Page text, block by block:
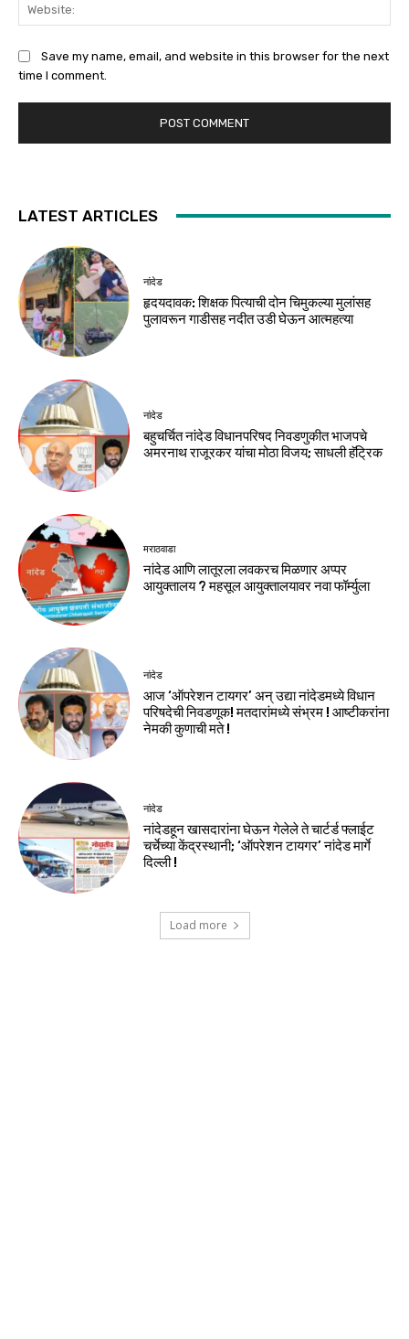
Save my name, email, and website in this browser for the next
time I comment.
LATEST ARTICLES
नांदेड
हृदयदावक: शिक्षक पित्याची दोन चिमुकल्या मुलांसह
पुलावरून गाडीसह नदीत उडी घेऊन आत्महत्या
नांदेड
बहुचर्चित नांदेड विधानपरिषद निवडणुकीत भाजपचे
अमरनाथ राजूरकर यांचा मोठा विजय; साधली हॅट्रिक
मराठवाडा
नांदेड आणि लातूरला लवकरच मिळणार अप्पर
आयुक्तालय ? महसूल आयुक्तालयावर नवा फॉर्म्युला
नांदेड
आज ‘ऑपरेशन टायगर’ अन् उद्या नांदेडमध्ये विधान
परिषदेची निवडणूक! मतदारांमध्ये संभ्रम ! आष्टीकरांना
नेमकी कुणाची मते !
नांदेड
नांदेडहून खासदारांना घेऊन गेलेले ते चार्टर्ड फ्लाईट
चर्चेच्या केंद्रस्थानी; ‘ऑपरेशन टायगर’ नांदेड मार्गे
दिल्ली !
Load more